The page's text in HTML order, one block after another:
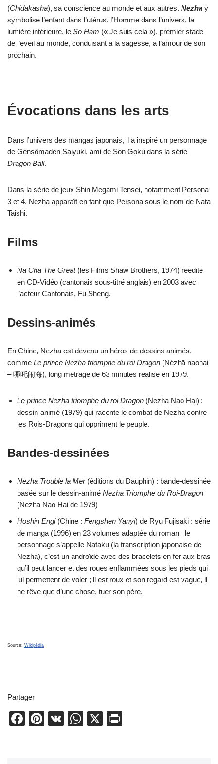
(Chidakasha), sa conscience au monde et aux autres. Nezha y
symbolise l’enfant dans l’utérus, l’Homme dans l’univers, la
lumière intérieure, le So Ham (« Je suis cela »), premier stade
de l’éveil au monde, conduisant à la sagesse, à l’amour de son
prochain.
Évocations dans les arts
Dans l’univers des mangas japonais, il a inspiré un personnage
de Gensômaden Saiyuki, ami de Son Goku dans la série
Dragon Ball.
Dans la série de jeux Shin Megami Tensei, notamment Persona
3 et 4, Nezha apparaît en tant que Persona sous le nom de Nata
Taishi.
Films
Na Cha The Great(les Films Shaw Brothers, 1974) réédité
en CD-Vidéo (cantonais sous-titré anglais) en 2003 avec
l’acteur Cantonais, Fu Sheng.
Dessins-animés
En Chine, Nezha est devenu un héros de dessins animés,
comme Le prince Nezha triomphe du roi Dragon (Nézhā naohai
– 哪吒闹海), long métrage de 63 minutes réalisé en 1979.
Le prince Nezha triomphe du roi Dragon (Nezha Nao Hai) :
dessin-animé (1979) qui raconte le combat de Nezha contre
les Rois-Dragons qui oppriment le peuple.
Bandes-dessinées
Nezha Trouble la Mer(éditions du Dauphin) : bande-dessinée
basée sur le dessin-animé Nezha Triomphe du Roi-Dragon
(Nezha Nao Hai de 1979)
Hoshin Engi(Chine : Fengshen Yanyi) de Ryu Fujisaki : série
de manga (1996) en 23 volumes adaptée du roman : le
personnage s’appelle Nataku (la transcription japonaise de
Nezha), c’est un androïde avec des bracelets en fer aux bras
qu’il peut lancer et des roues enflammées sous les pieds qui
lui permettent de voler ; il est roux et son regard est vague, il
ne rêve que d’une chose, tuer son père.
Source: Wikipédia
Partager
F
Pi
V
W
X